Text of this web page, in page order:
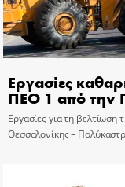
Εργασίες
ΠΕΟ 1 από την
Εργασίες για τη βελτίωση
Θεσσαλονίκης –